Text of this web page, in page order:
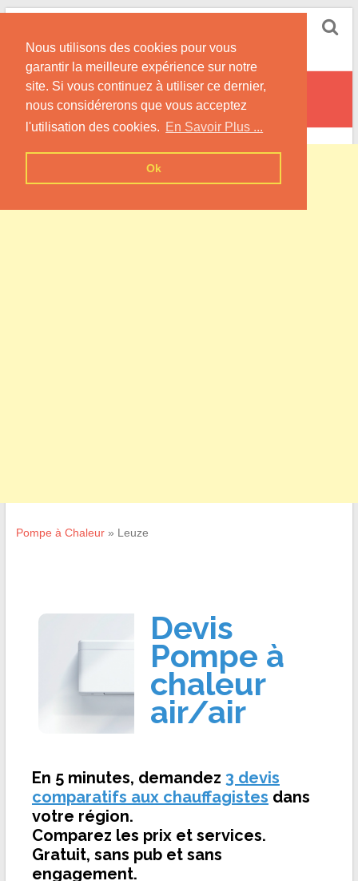
Nous utilisons des cookies pour vous
garantir la meilleure expérience sur notre
site. Si vous continuez à utiliser ce dernier,
nous considérerons que vous acceptez
l'utilisation des cookies. En Savoir Plus ...
Ok
Skip
content
Informations sur les Pompes à Chaleur
Leuze
Pompe à Chaleur» Leuze